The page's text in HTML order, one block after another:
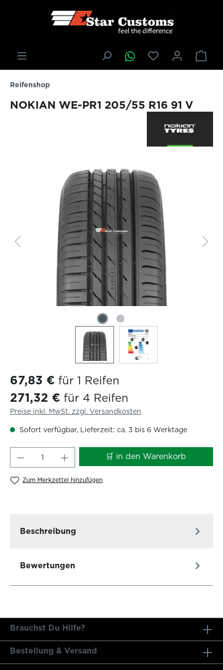
springen
Reifenshop
NOKIAN WE-PR1 205/55 R16 91 V
67,83 € für 1 Reifen
271,32 € für 4 Reifen
Preise inkl. MwSt. zzgl. Versandkosten
Sofort verfügbar, Lieferzeit: ca. 3 bis 6 Werktage
Produkt Anzahl: Gib den🛒 in den Warenkorb
Zum Merkzettel hinzufügen
Beschreibung
Bewertungen
Brauchst Du Hilfe?
Bestellung & Versand